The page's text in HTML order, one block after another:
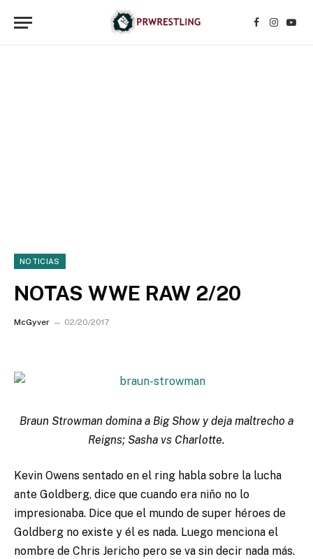
Facebook
NOTICIAS
NOTAS WWE RAW 2/20
McGyver 02/20/2017
Braun Strowman domina a Big Show y deja maltrecho a
Reigns; Sasha vs Charlotte.
Kevin Owens sentado en el ring habla sobre la lucha
ante Goldberg, dice que cuando era niño no lo
impresionaba. Dice que el mundo de super héroes de
Goldberg no existe y él es nada. Luego menciona el
nombre de Chris Jericho pero se va sin decir nada más.